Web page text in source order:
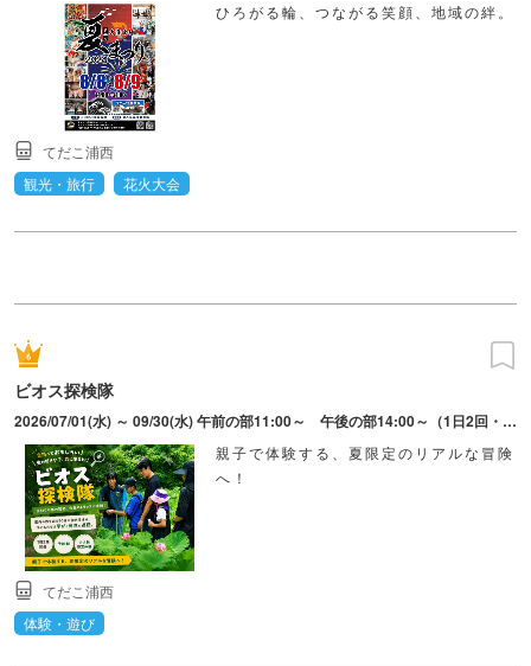
ひろがる輪、つながる笑顔、地域の絆。
てだこ浦西
観光・旅行
花火大会
ビオス探検隊
2026/07/01(水) ～ 09/30(水) 午前の部11:00～ 午後の部14:00～（1日2回・各回約90分）
親子で体験する、夏限定のリアルな冒険
へ！
てだこ浦西
体験・遊び